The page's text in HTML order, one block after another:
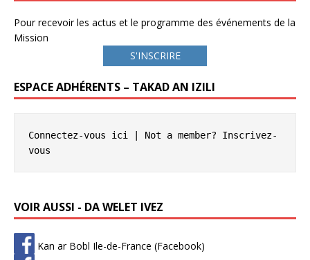
Pour recevoir les actus et le programme des événements de la
Mission
S'INSCRIRE
ESPACE ADHÉRENTS – TAKAD AN IZILI
Connectez-vous ici | Not a member? Inscrivez-
vous
VOIR AUSSI - DA WELET IVEZ
Kan ar Bobl Ile-de-France (Facebook)